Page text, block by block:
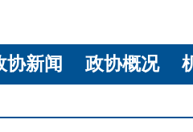
协新闻 政协概况